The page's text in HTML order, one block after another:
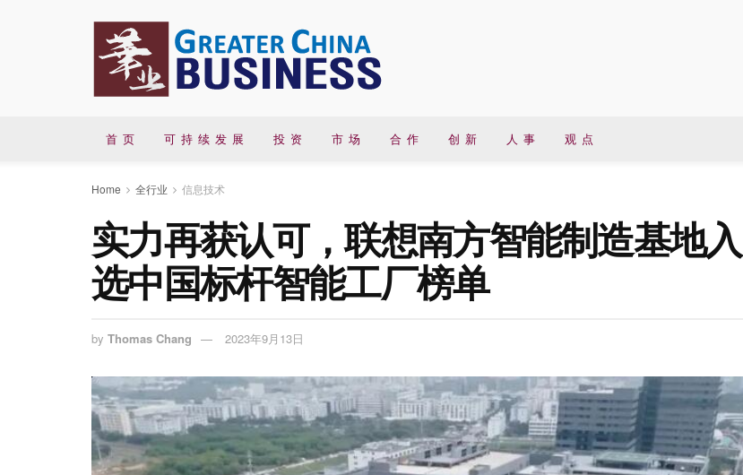
首 页 可 持 续 发 展 投 资 市 场 合 作 创 新 人 事 观 点
Home 全行业 信息技术
实力再获认可，联想南方智能制造基地入
选中国标杆智能工厂榜单
by Thomas Chang 2023年9月13日